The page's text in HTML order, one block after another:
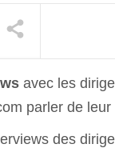
avec les
parler de
des